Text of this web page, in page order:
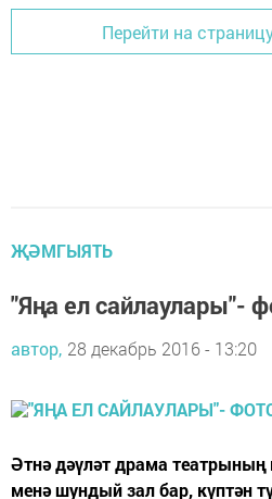
Перейти на
ҖӘМГЫЯТЬ
"Яңа ел сайлаулары"-
автор, 28 декабрь 2016 - 13:20
Әтнә дәүләт драма
менә шундый зал бар, күптән